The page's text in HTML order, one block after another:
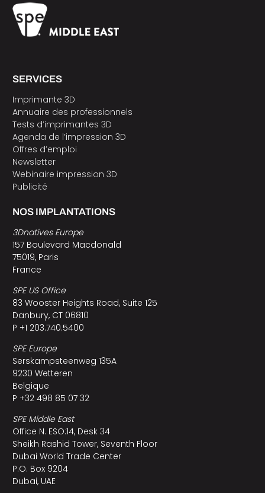
SERVICES
Imprimante 3D
Annuaire des professionnels
Tests d’imprimantes 3D
Agenda de l’impression 3D
Offres d’emploi
Newsletter
Webinaire impression 3D
Publicité
NOS IMPLANTATIONS
3Dnatives Europe
157 Boulevard Macdonald
75019, Paris
France
SPE US Office
83 Wooster Heights Road, Suite 125
Danbury, CT 06810
P +1 203.740.5400
SPE Europe
Serskampsteenweg 135A
9230 Wetteren
Belgique
P +32 498 85 07 32
SPE Middle East
Office N. ESO:14, Desk 34
Sheikh Rashid Tower, Seventh Floor
Dubai World Trade Center
P.O. Box 9204
Dubai, UAE